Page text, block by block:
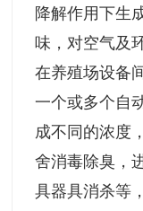
降解作用下生
味，对空气及
在养殖场设备
一个或多个自
成不同的浓度
舍消毒除臭，
具器具消杀等